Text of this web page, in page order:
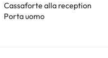
Cassaforte alla reception
Porta uomo